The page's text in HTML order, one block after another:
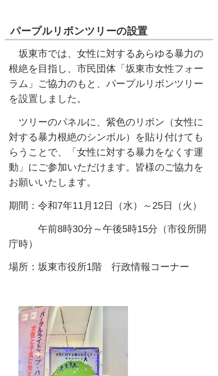
パープルリボンツリーの設置
坂東市では、女性に対するあらゆる暴力の
根絶を目指し、市民団体「坂東市女性フォー
ラム」ご協力のもと、パープルリボンツリー
を設置しました。
ツリーのパネルに、紫色のリボン（女性に
対する暴力根絶のシンボル）を貼り付けても
らうことで、「女性に対する暴力をなくす運
動」にご参加いただけます。皆様のご協力を
お願いいたします。
期間：令和7年11月12日（水）～25日（火）
午前8時30分～午後5時15分（市役所開
庁時）
場所：坂東市役所1階 行政情報コーナー